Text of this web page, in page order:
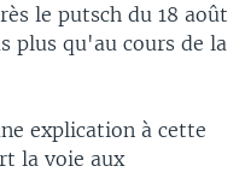
le putsch du 18 août
plus qu'au cours de la
explication à cette
la voie aux